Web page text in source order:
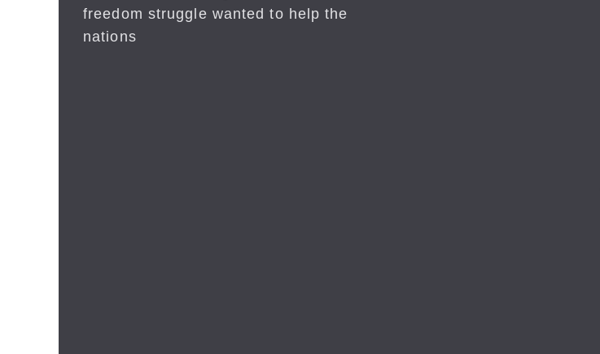
freedom struggle wanted to help the
nations